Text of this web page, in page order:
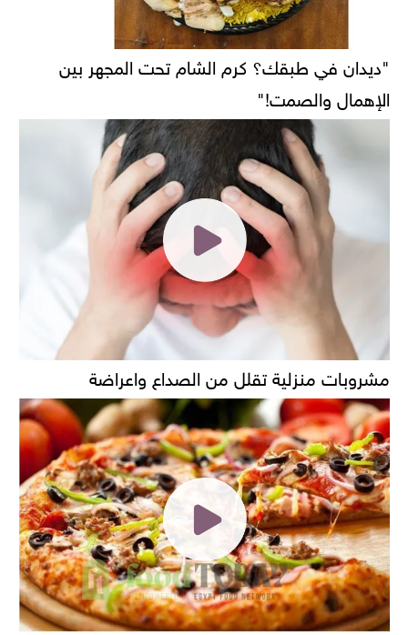
"ديدان في طبقك؟ كرم الشام تحت المجهر بين
الإهمال والصمت!"
مشروبات منزلية تقلل من الصداع واعراضة